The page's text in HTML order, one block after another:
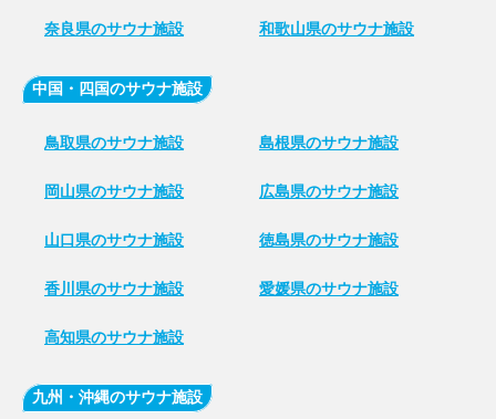
奈良県のサウナ施設 和歌山県のサウナ施設
中国・四国のサウナ施設
鳥取県のサウナ施設 島根県のサウナ施設
岡山県のサウナ施設 広島県のサウナ施設
山口県のサウナ施設 徳島県のサウナ施設
香川県のサウナ施設 愛媛県のサウナ施設
高知県のサウナ施設
九州・沖縄のサウナ施設